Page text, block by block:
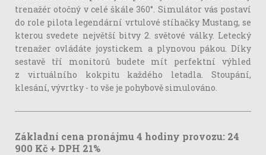
trenažér otočný v celé škále 360°. Simulátor vás postaví
do role pilota legendární vrtulové stíhačky Mustang, se
kterou svedete největší bitvy 2. světové války. Letecký
trenažer ovládáte joystickem a plynovou pákou. Díky
sestavě tří monitorů budete mít perfektní výhled
z virtuálního kokpitu každého letadla. Stoupání,
klesání, vývrtky - to vše je pohybově simulováno.
Základní cena pronájmu 4 hodiny provozu: 24
900 Kč + DPH 21%